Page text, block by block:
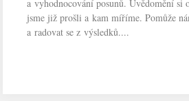
a vyhodnocování posunů. Uvědomění si
jsme již prošli a kam míříme. Pomůže
a radovat se z výsledků....